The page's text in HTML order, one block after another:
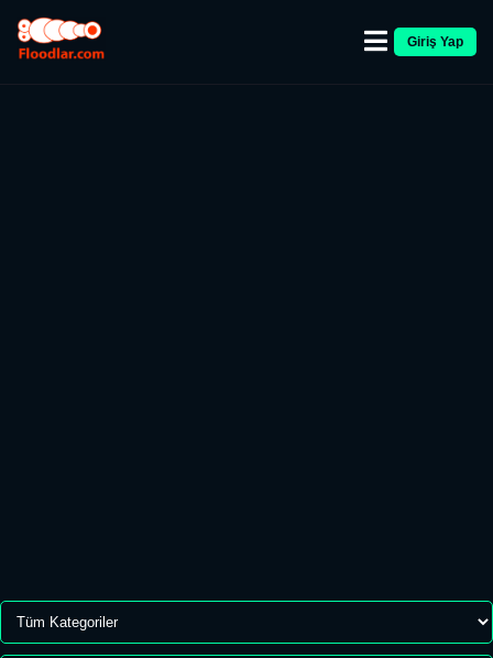
Giriş Yap